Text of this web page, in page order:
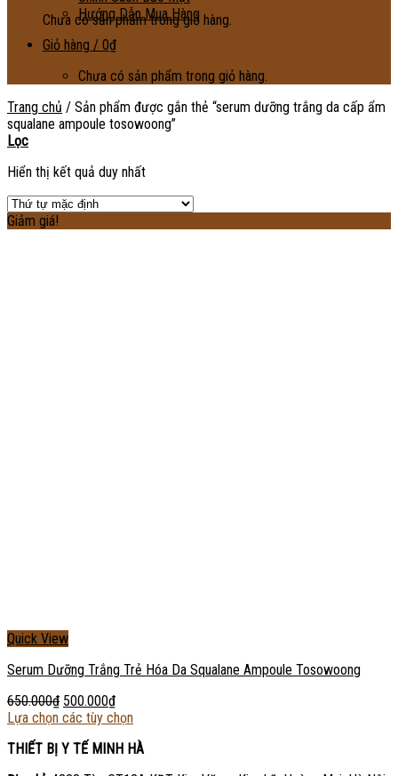
Chưa có sản phẩm trong giỏ hàng.
Hướng Dẫn Mua Hàng
Giỏ hàng / 0₫
Chưa có sản phẩm trong giỏ hàng.
Trang chủ / Sản phẩm được gắn thẻ “serum dưỡng trắng da cấp ẩm
squalane ampoule tosowoong”
Lọc
Hiển thị kết quả duy nhất
Giảm giá!
Quick View
Serum Dưỡng Trắng Trẻ Hóa Da Squalane Ampoule Tosowoong
650.000₫ 500.000₫
Lựa chọn các tùy chọn
THIẾT BỊ Y TẾ MINH HÀ